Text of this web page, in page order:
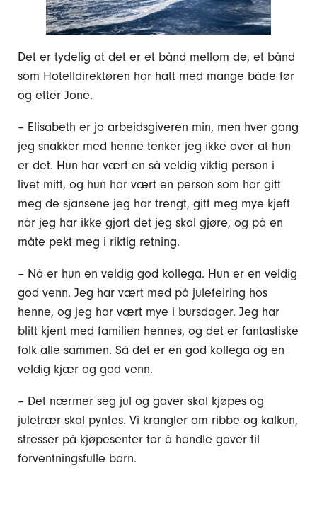
Det er tydelig at det er et bånd mellom de, et bånd
som Hotelldirektøren har hatt med mange både før
og etter Jone.
– Elisabeth er jo arbeidsgiveren min, men hver gang
jeg snakker med henne tenker jeg ikke over at hun
er det. Hun har vært en så veldig viktig person i
livet mitt, og hun har vært en person som har gitt
meg de sjansene jeg har trengt, gitt meg mye kjeft
når jeg har ikke gjort det jeg skal gjøre, og på en
måte pekt meg i riktig retning.
– Nå er hun en veldig god kollega. Hun er en veldig
god venn. Jeg har vært med på julefeiring hos
henne, og jeg har vært mye i bursdager. Jeg har
blitt kjent med familien hennes, og det er fantastiske
folk alle sammen. Så det er en god kollega og en
veldig kjær og god venn.
– Det nærmer seg jul og gaver skal kjøpes og
juletrær skal pyntes. Vi krangler om ribbe og kalkun,
stresser på kjøpesenter for å handle gaver til
forventningsfulle barn.